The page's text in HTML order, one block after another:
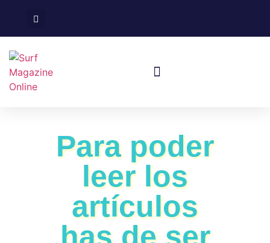
Para poder
leer los
artículos